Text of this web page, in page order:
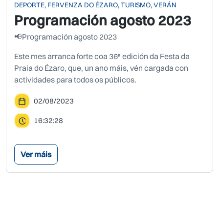
DEPORTE, FERVENZA DO ÉZARO, TURISMO, VERÁN
Programación agosto 2023
📢Programación agosto 2023
Este mes arranca forte coa 36ª edición da Festa da
Praia do Ézaro, que, un ano máis, vén cargada con
actividades para todos os públicos.
02/08/2023
16:32:28
Ver máis